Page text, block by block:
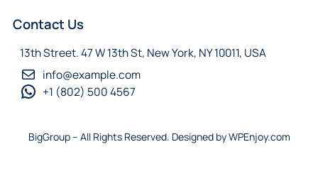
Contact Us
13th Street. 47 W 13th St, New York, NY 10011, USA
info@example.com
+1 (802) 500 4567
BigGroup – All Rights Reserved. Designed by WPEnjoy.com